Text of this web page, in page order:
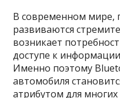
В современном мире,
развиваются
возникает
доступе к
Именно поэтому
автомобиля
атрибутом для